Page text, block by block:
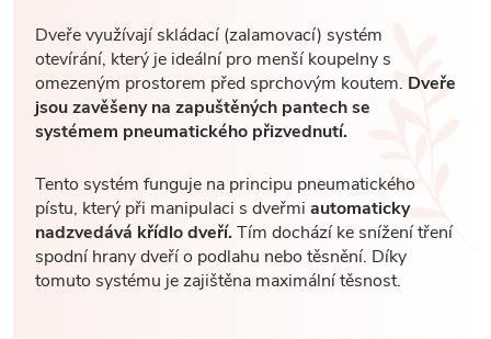
Dveře využívají skládací (zalamovací) systém
otevírání, který je ideální pro menší koupelny s
omezeným prostorem před sprchovým koutem. Dveře
jsou zavěšeny na zapuštěných pantech se
systémem pneumatického přizvednutí.
Tento systém funguje na principu pneumatického
pístu, který při manipulaci s dveřmi automaticky
nadzvedává křídlo dveří.Tím dochází ke snížení tření
spodní hrany dveří o podlahu nebo těsnění. Díky
tomuto systému je zajištěna maximální těsnost.